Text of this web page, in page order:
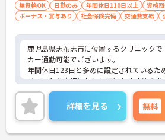
無資格OK
日勤のみ 年間休日110日以上 資格
ボーナス・賞与あり
社会保険完備 交通費支給
鹿児島県志布志市に位置するクリニックで
カー通勤可能でございます。
年間休日123日と多めに設定されているた
イベートを大切にしたい方におすすめの求
研修制度や資格取得支援制度がございます
きながらスキルアップを目指せます。
ご興味のある方には、面接対策ポイントな
に詳細をお話しいたしますのでお気軽にご
さい！
詳細を見る 無料